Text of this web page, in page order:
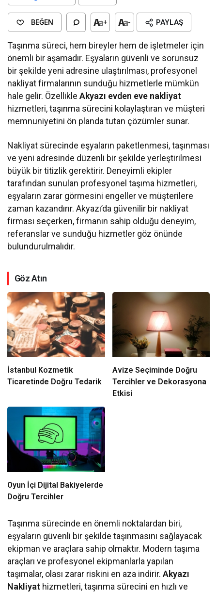
BEĞEN + - PAYLAŞ
Taşınma süreci, hem bireyler hem de işletmeler için
önemli bir aşamadır. Eşyaların güvenli ve sorunsuz
bir şekilde yeni adresine ulaştırılması, profesyonel
nakliyat firmalarının sunduğu hizmetlerle mümkün
hale gelir. ÖzellikleAkyazı evden eve nakliyat
hizmetleri, taşınma sürecini kolaylaştıran ve müşteri
memnuniyetini ön planda tutan çözümler sunar.
Nakliyat sürecinde eşyaların paketlenmesi, taşınması
ve yeni adresinde düzenli bir şekilde yerleştirilmesi
büyük bir titizlik gerektirir. Deneyimli ekipler
tarafından sunulan profesyonel taşıma hizmetleri,
eşyaların zarar görmesini engeller ve müşterilere
zaman kazandırır. Akyazı’da güvenilir bir nakliyat
firması seçerken, firmanın sahip olduğu deneyim,
referanslar ve sunduğu hizmetler göz önünde
bulundurulmalıdır.
Göz Atın
İstanbul Kozmetik
Ticaretinde Doğru Tedarik
Avize Seçiminde Doğru
Tercihler ve Dekorasyona
Etkisi
Oyun İçi Dijital Bakiyelerde
Doğru Tercihler
Taşınma sürecinde en önemli noktalardan biri,
eşyaların güvenli bir şekilde taşınmasını sağlayacak
ekipman ve araçlara sahip olmaktır. Modern taşıma
araçları ve profesyonel ekipmanlarla yapılan
taşımalar, olası zarar riskini en aza indirir.Akyazı
Nakliyat hizmetleri, taşınma sürecini en hızlı ve